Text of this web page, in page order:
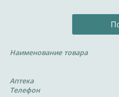
Наименование товара
Аптека
Телефон